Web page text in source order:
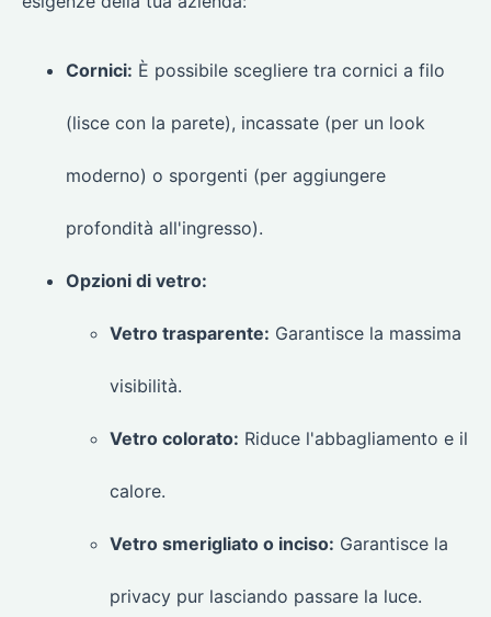
Cornici: È possibile scegliere tra cornici a filo
(lisce con la parete), incassate (per un look
moderno) o sporgenti (per aggiungere
profondità all'ingresso).
Opzioni di vetro:
Vetro trasparente: Garantisce la massima
visibilità.
Vetro colorato: Riduce l'abbagliamento e il
calore.
Vetro smerigliato o inciso: Garantisce la
privacy pur lasciando passare la luce.